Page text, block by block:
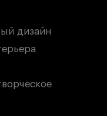
дизайн